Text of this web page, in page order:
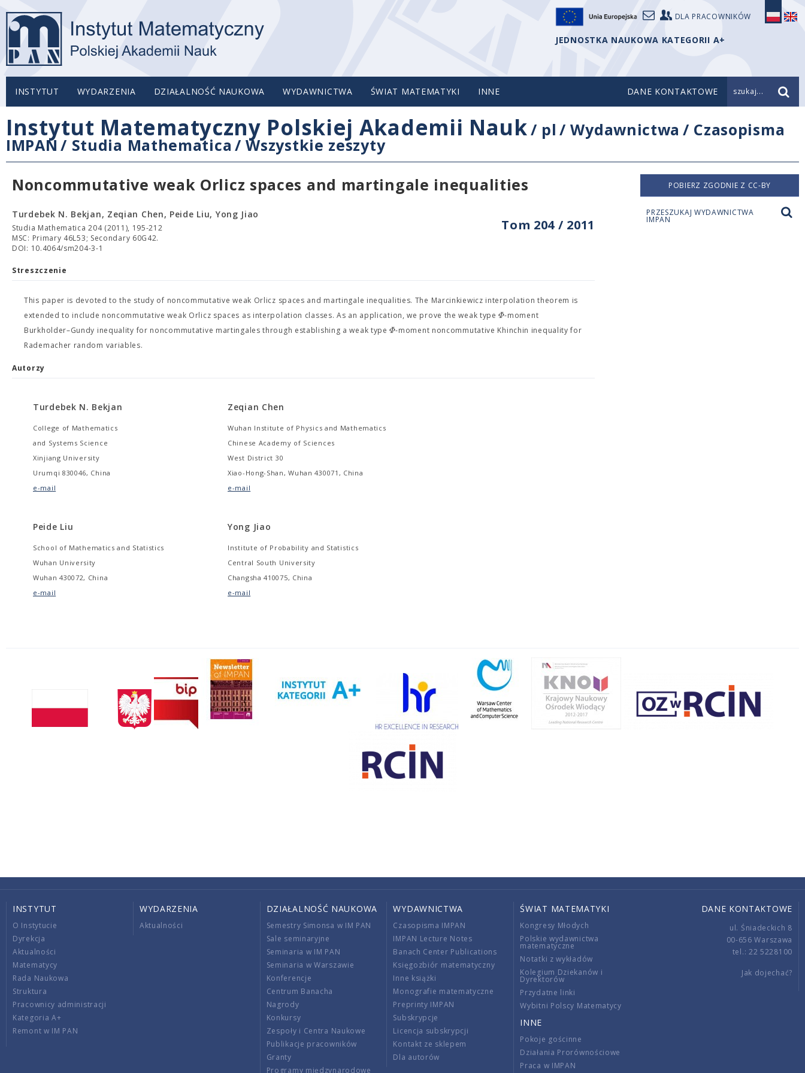
DLA PRACOWNIKÓW
JEDNOSTKA NAUKOWA KATEGORII A+
INSTYTUT WYDARZENIA DZIAŁALNOŚĆ NAUKOWA WYDAWNICTWA ŚWIAT MATEMATYKI INNE DANE KONTAKTOWE szukaj...
Instytut Matematyczny Polskiej Akademii Nauk/ pl /Wydawnictwa / Czasopisma
IMPAN / Studia Mathematica /Wszystkie zeszyty
Noncommutative weak Orlicz spaces and martingale inequalities
Tom 204 / 2011
Turdebek N. Bekjan, Zeqian Chen, Peide Liu, Yong Jiao
Studia Mathematica 204 (2011), 195-212
MSC: Primary 46L53; Secondary 60G42.
DOI: 10.4064/sm204-3-1
Streszczenie
This paper is devoted to the study of noncommutative weak Orlicz spaces and martingale inequalities. The Marcinkiewicz interpolation theorem is
extended to include noncommutative weak Orlicz spaces as interpolation classes. As an application, we prove the weak typeΦ-moment
Burkholder–Gundy inequality for noncommutative martingales through establishing a weak typeΦ-moment noncommutative Khinchin inequality for
Rademacher random variables.
Autorzy
Turdebek N. Bekjan
College of Mathematics
and Systems Science
Xinjiang University
Urumqi 830046, China
e-mail
Zeqian Chen
Wuhan Institute of Physics and Mathematics
Chinese Academy of Sciences
West District 30
Xiao-Hong-Shan, Wuhan 430071, China
e-mail
Peide Liu
School of Mathematics and Statistics
Wuhan University
Wuhan 430072, China
e-mail
Yong Jiao
Institute of Probability and Statistics
Central South University
Changsha 410075, China
e-mail
POBIERZ ZGODNIE Z CC-BY
PRZESZUKAJ WYDAWNICTWA
IMPAN
INSTYTUT
O Instytucie
Dyrekcja
Aktualności
Matematycy
Rada Naukowa
Struktura
Pracownicy administracji
Kategoria A+
Remont w IM PAN
WYDARZENIA
Aktualności
DZIAŁALNOŚĆ NAUKOWA
Semestry Simonsa w IM PAN
Sale seminaryjne
Seminaria w IM PAN
Seminaria w Warszawie
Konferencje
Centrum Banacha
Nagrody
Konkursy
Zespoły i Centra Naukowe
Publikacje pracowników
Granty
Programy międzynarodowe
WYDAWNICTWA
Czasopisma IMPAN
IMPAN Lecture Notes
Banach Center Publications
Księgozbiór matematyczny
Inne książki
Monografie matematyczne
Preprinty IMPAN
Subskrypcje
Licencja subskrypcji
Kontakt ze sklepem
Dla autorów
ŚWIAT MATEMATYKI
Kongresy Młodych
Polskie wydawnictwa
matematyczne
Notatki z wykładów
Kolegium Dziekanów i
Dyrektorów
Przydatne linki
Wybitni Polscy Matematycy
INNE
Pokoje gościnne
Działania Prorównościowe
Praca w IMPAN
DANE KONTAKTOWE
ul. Śniadeckich 8
00-656 Warszawa
tel.: 22 5228100
Jak dojechać?